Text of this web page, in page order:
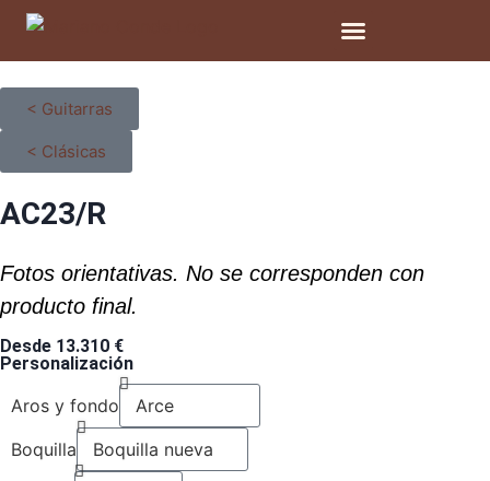
< Guitarras
< Clásicas
AC23/R
Fotos orientativas. No se corresponden con
producto final.
Desde 13.310 €
Personalización
Aros y fondo
Boquilla